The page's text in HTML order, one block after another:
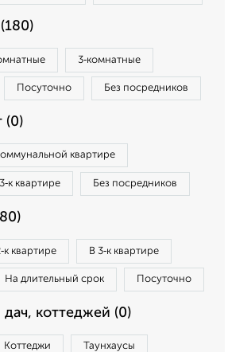
3‑комнатные
Посуточно Без посредников
(0)
квартире
квартире Без посредников
квартире В 3‑к квартире
На длительный срок Посуточно
коттеджей (0)
Коттеджи Таунхаусы